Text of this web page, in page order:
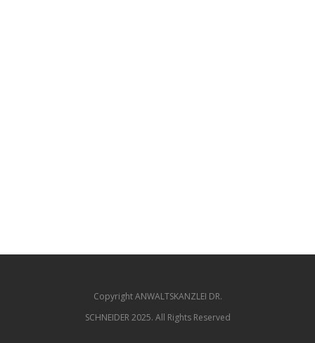
Copyright ANWALTSKANZLEI DR.
SCHNEIDER 2025. All Rights Reserved